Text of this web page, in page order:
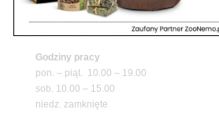
pawilon 134
Godziny pracy
pon. – piąt. 10.00 – 19.00
sob. 10.00 – 15.00
niedz. zamknięte